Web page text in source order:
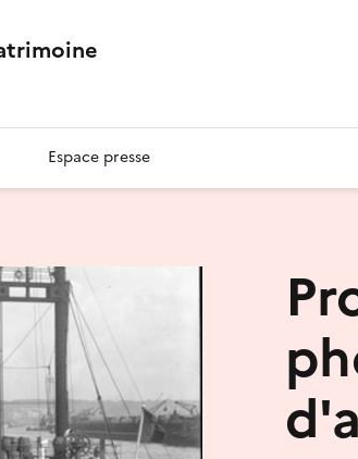
Espace presse